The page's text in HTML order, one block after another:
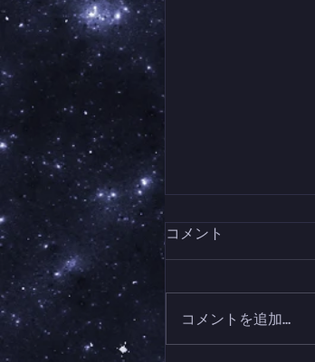
コメント
コメントを追加…